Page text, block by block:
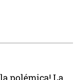
la polémica! La